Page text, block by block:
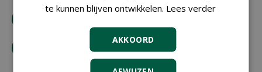
tip de redactie
te kunnen blijven ontwikkelen. Lees verder
AKKOORD